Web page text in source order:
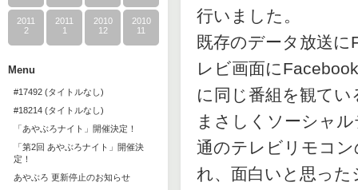
2011
2
2011
1
2010
12
2010
11
Menu
#17492 (タイトルなし)
#18214 (タイトルなし)
「あやぶろナイト」開催決定！
「第2回 あやぶろナイト」開催決
定！
あやぶろ 更新停止のお知らせ
行いました。
既存のデータ放送
レビ画面に
に同じ番組を観て
まさしくソーシャ
通のテレビリモコ
れ、面白いと思っ